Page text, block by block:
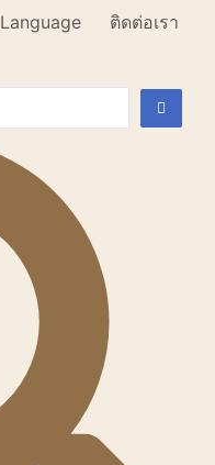
Language ติดต่อเรา